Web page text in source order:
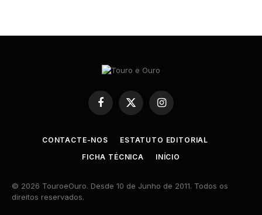
Facebook
X
(Twitter)
Instagram
CONTACTE-NOS
ESTATUTO EDITORIAL
FICHA TÉCNICA
INÍCIO
© 2026 TouroeOuro. Desde 10 de Junho de 2011. Todos os
direitos reservados.